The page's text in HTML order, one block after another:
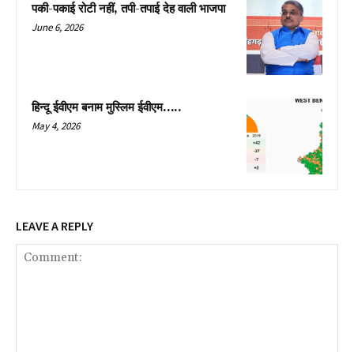
पकी-पकाई रोटी नहीं, तपी-तपाई देह वाली भाजपा
June 6, 2026
हिन्दू ईवीएम बनाम मुस्लिम ईवीएम…..
May 4, 2026
LEAVE A REPLY